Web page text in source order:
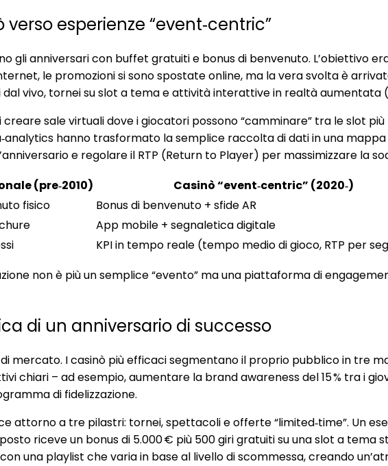
verso esperienze “event‑centric”
gli anniversari con buffet gratuiti e bonus di benvenuto. L’obiettivo
le promozioni si sono spostate online, ma la vera svolta è
vivo, tornei su slot a tema e attività interattive in realtà aumentata
creare sale virtuali dove i giocatori possono “camminare” tra le slot
hanno trasformato la semplice raccolta di dati in una
e regolare il RTP (Return to Player) per massimizzare la
(pre‑2010)
Casinò “event‑centric” (2020‑)
fisico
Bonus di benvenuto + sfide AR
App mobile + segnaletica digitale
KPI in tempo reale (tempo medio di gioco, RTP per
non è più un semplice “evento” ma una piattaforma di
di un anniversario di successo
mercato. I casinò più efficaci segmentano il proprio pubblico in tre
chiari – ad esempio, aumentare la brand awareness del 15 % tra i
di fidelizzazione.
attorno a tre pilastri: tornei, spettacoli e offerte “limited‑time”. Un
riceve un bonus di 5.000 € più 500 giri gratuiti su una slot a tema
una playlist che varia in base al livello di scommessa, creando